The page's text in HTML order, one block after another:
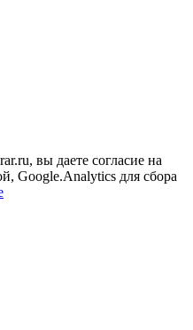
вы даете согласие на
Google.Analytics для сбора